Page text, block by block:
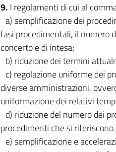
9. I regolamenti di cui al
a) semplificazione dei
fasi procedimentali, il numero
concerto e di intesa;
b) riduzione dei termini
c) regolazione uniforme dei
diverse amministrazioni,
uniformazione dei relativi
d) riduzione del numero dei
procedimenti che si
e) semplificazione e